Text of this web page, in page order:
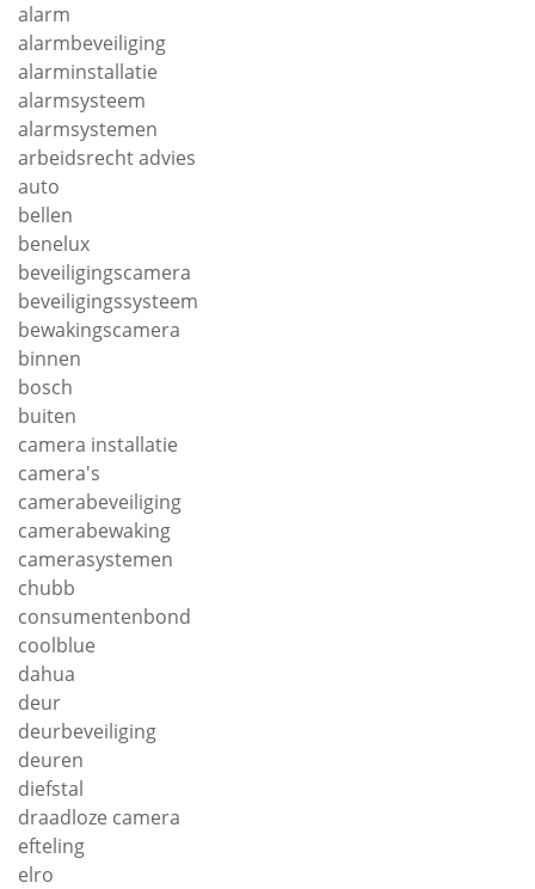
alarm
alarmbeveiliging
alarminstallatie
alarmsysteem
alarmsystemen
arbeidsrecht advies
auto
bellen
benelux
beveiligingscamera
beveiligingssysteem
bewakingscamera
binnen
bosch
buiten
camera installatie
camera's
camerabeveiliging
camerabewaking
camerasystemen
chubb
consumentenbond
coolblue
dahua
deur
deurbeveiliging
deuren
diefstal
draadloze camera
efteling
elro